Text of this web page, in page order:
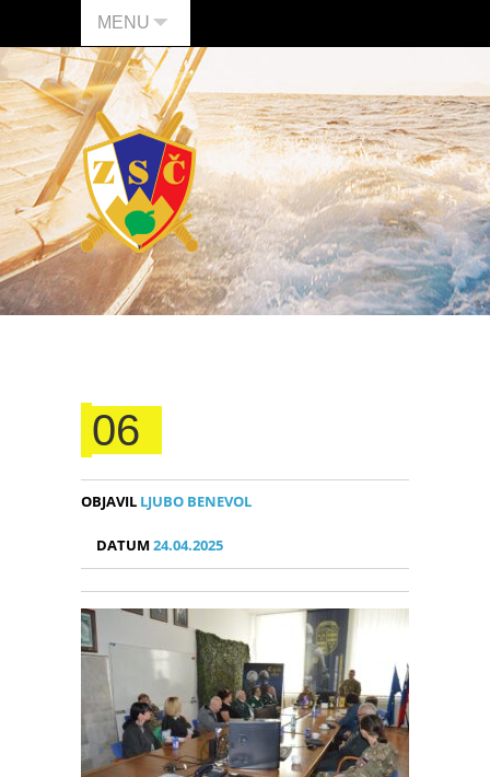
MENU
06
OBJAVIL LJUBO BENEVOL
DATUM24.04.2025